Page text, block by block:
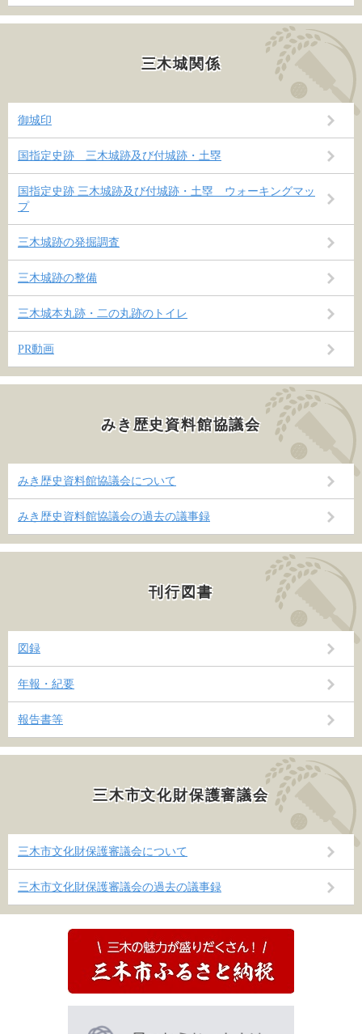
三木城関係
御城印
国指定史跡 三木城跡及び付城跡・土塁
国指定史跡 三木城跡及び付城跡・土塁 ウォーキングマッ
プ
三木城跡の発掘調査
三木城跡の整備
三木城本丸跡・二の丸跡のトイレ
PR動画
みき歴史資料館協議会
みき歴史資料館協議会について
みき歴史資料館協議会の過去の議事録
刊行図書
図録
年報・紀要
報告書等
三木市文化財保護審議会
三木市文化財保護審議会について
三木市文化財保護審議会の過去の議事録